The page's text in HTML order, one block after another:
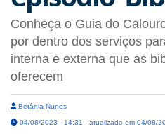
Conheça o Guia do
por dentro dos serviços
interna e externa que as
oferecem
Betânia Nunes
04/08/2023 - 14:31 - atualizado em 04/08/